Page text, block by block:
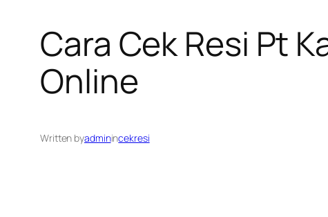
Cara Cek Resi Pt
Online
Written byadminincekresi